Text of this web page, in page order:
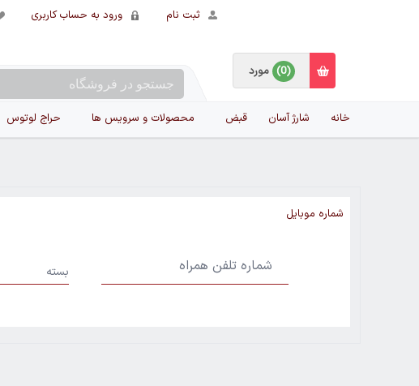
ثبت نام ورود به حساب کاربری
(0) مورد
خانه شارژ آسان قبض محصولات و سرویس ها حراج لوتوس
شماره موبایل
Underline select